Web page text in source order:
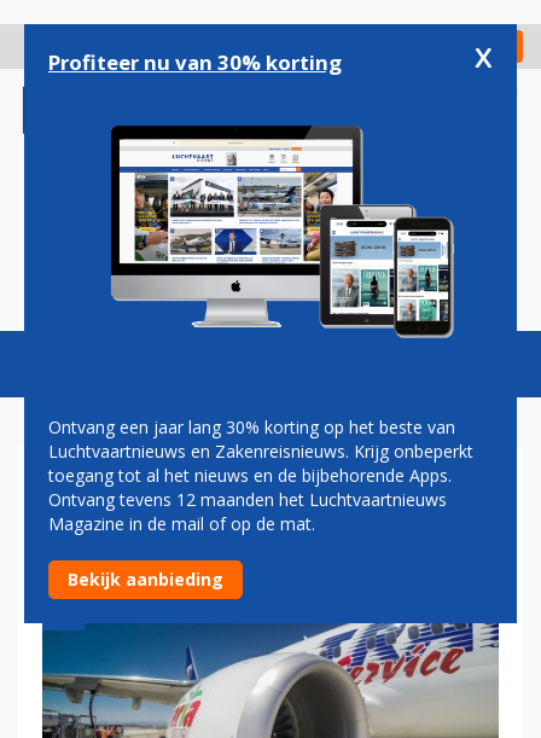
gaan
Check in
Magazine Podcasts Vacatures
TRAVEL SERVICE STAPT OVER
OP BOEING 737 MAX 8
Profiteer nu van 30% korting x
Ontvang een jaar lang 30% korting op het beste van
Luchtvaartnieuws en Zakenreisnieuws. Krijg onbeperkt
toegang tot al het nieuws en de bijbehorende Apps.
Ontvang tevens 12 maanden het Luchtvaartnieuws
Magazine in de mail of op de mat.
Bekijk aanbieding